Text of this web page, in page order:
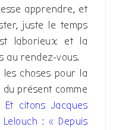
apprendre, et
juste le temps
laborieux et la
au rendez-vous.
choses pour la
du présent comme
Et citons Jacques
: « Depuis